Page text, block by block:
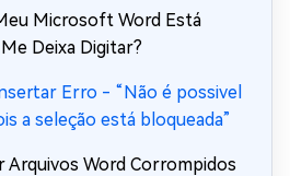
Microsoft Word Está
Deixa Digitar?
Erro - “Não é possivel
a seleção está bloqueada”
Arquivos Word Corrompidos